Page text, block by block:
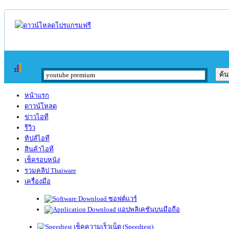
หน้าแรก
ดาวน์โหลด
ข่าวไอที
รีวิว
ทิปส์ไอที
สินค้าไอที
เช็ครอบหนัง
รวมคลิป Thaiware
เครื่องมือ
ซอฟต์แวร์
แอปพลิเคชันบนมือถือ
เช็คความเร็วเน็ต (Speedtest)